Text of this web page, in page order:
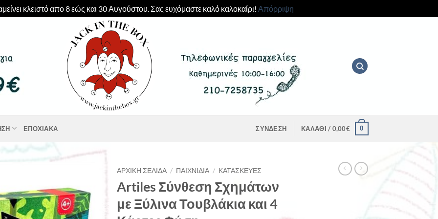
κλειστό απο 8 εώς και 30 Αυγούστου. Σας ευχόμαστε καλό καλοκαίρι! Απόρριψη
ΕΠΟΧΙΑΚΆ ΣΎΝΔΕΣΗ ΚΑΛΆΘΙ / 0,00€ 0
ΑΡΧΙΚΉ ΣΕΛΊΔΑ / ΠΑΙΧΝΊΔΙΑ / ΚΑΤΑΣΚΕΥΈΣ
Artiles Σύνθεση Σχημάτων
με Ξύλινα Τουβλάκια και 4